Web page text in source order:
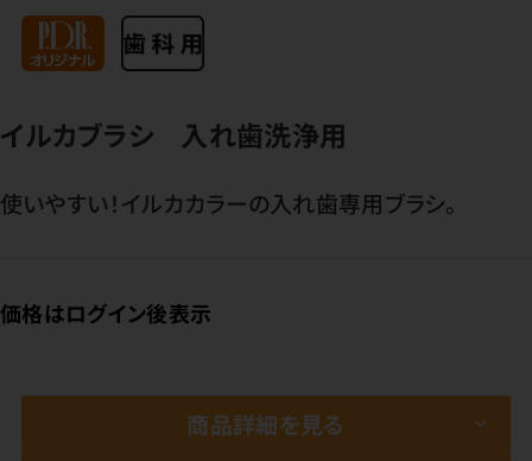
イルカブラシ 入れ歯洗浄用
使いやすい！イルカカラーの入れ歯専用ブラシ。
価格はログイン後表示
商品詳細を見る